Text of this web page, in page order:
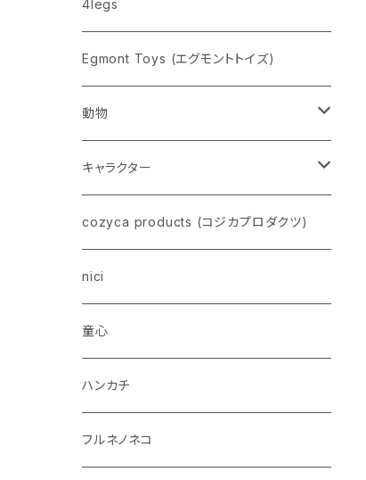
nahe
pppppins（ピーーーーンズ）
4legs
Egmont Toys (エグモントトイズ)
動物
ネコ
イヌ
トイプードル
柴犬
ウザギ
パンダ
リス
クマ
キャラクター
スヌーピー
モンチッチ
ムーミン
ちいかわ
ミッフィー
cozyca products (コジカプロダクツ)
nici
童心
ハンカチ
フルネノネコ